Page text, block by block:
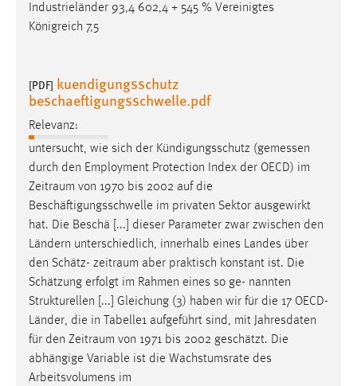
Industrieländer 93,4 602,4 + 545 % Vereinigtes
Königreich 7,5
[PDF] kuendigungsschutz
beschaeftigungsschwelle.pdf
Relevanz:
untersucht, wie sich der Kündigungsschutz (gemessen
durch den Employment Protection Index der OECD) im
Zeitraum von 1970 bis 2002 auf die
Beschäftigungsschwelle im privaten Sektor ausgewirkt
hat. Die Beschä [...] dieser Parameter zwar zwischen den
Ländern unterschiedlich, innerhalb eines Landes über
den Schätz- zeitraum aber praktisch konstant ist. Die
Schätzung erfolgt im Rahmen eines so ge- nannten
Strukturellen [...] Gleichung (3) haben wir für die 17 OECD-
Länder, die in Tabelle1 aufgeführt sind, mit Jahresdaten
für den Zeitraum von 1971 bis 2002 geschätzt. Die
abhängige Variable ist die Wachstumsrate des
Arbeitsvolumens im